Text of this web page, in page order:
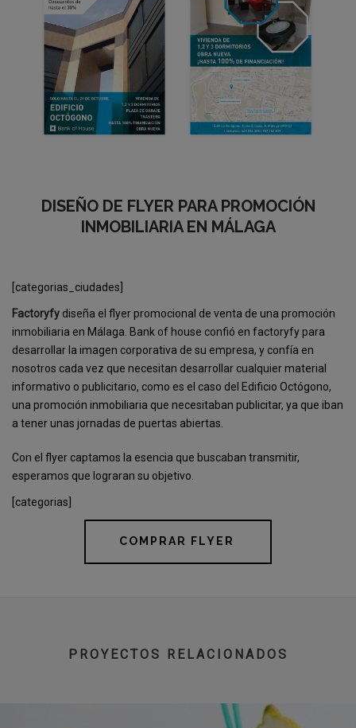
DISEÑO DE FLYER PARA PROMOCIÓN
INMOBILIARIA EN MÁLAGA
[categorias_ciudades]
Factoryfy diseña el flyer promocional de venta de una promoción
inmobiliaria en Málaga. Bank of house confió en factoryfy para
desarrollar la imagen corporativa de su empresa, y confía en
nosotros cada vez que necesitan desarrollar cualquier material
informativo o publicitario, como es el caso del Edificio Octógono,
una promoción inmobiliaria que necesitaban publicitar, ya que iban
a tener unas jornadas de puertas abiertas.
Con el flyer captamos la esencia que buscaban transmitir,
esperamos que lograran su objetivo.
[categorias]
COMPRAR FLYER
PROYECTOS RELACIONADOS